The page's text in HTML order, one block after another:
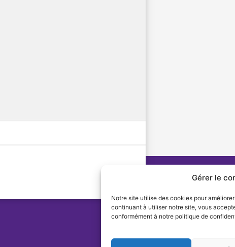
Gérer le
Notre site utilise des cookies pour
continuant à utiliser notre site, vous
conformément à notre politique de